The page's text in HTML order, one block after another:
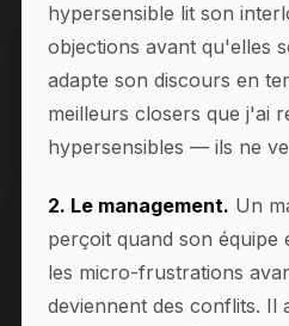
hypersensible lit son
objections avant qu'elles
adapte son discours en
meilleurs closers que j'ai
hypersensibles — ils ne
2. Le management. Un
perçoit quand son équipe
les micro-frustrations
deviennent des conflits. Il